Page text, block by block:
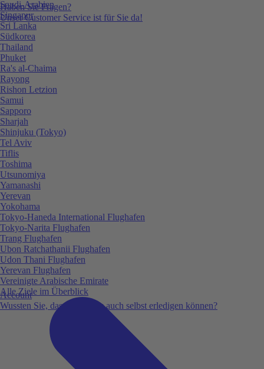
Haben Sie Fragen?
Unser Customer Service ist für Sie da!
Account
Wussten Sie, dass Sie vieles auch selbst erledigen können?
Saudi-Arabien
Singapur
Sri Lanka
Südkorea
Thailand
Phuket
Ra's al-Chaima
Rayong
Rishon Letzion
Samui
Sapporo
Sharjah
Shinjuku (Tokyo)
Tel Aviv
Tiflis
Toshima
Utsunomiya
Yamanashi
Yerevan
Yokohama
Tokyo-Haneda International Flughafen
Tokyo-Narita Flughafen
Trang Flughafen
Ubon Ratchathanii Flughafen
Udon Thani Flughafen
Yerevan Flughafen
Vereinigte Arabische Emirate
Alle Ziele im Überblick